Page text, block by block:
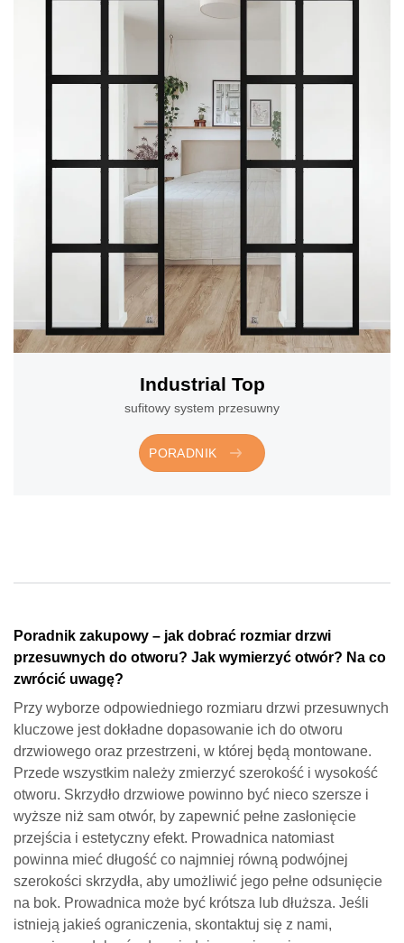
Industrial Top
sufitowy system przesuwny
PORADNIK
Poradnik zakupowy – jak dobrać rozmiar drzwi
przesuwnych do otworu? Jak wymierzyć otwór? Na co
zwrócić uwagę?
Przy wyborze odpowiedniego rozmiaru drzwi przesuwnych
kluczowe jest dokładne dopasowanie ich do otworu
drzwiowego oraz przestrzeni, w której będą montowane.
Przede wszystkim należy zmierzyć szerokość i wysokość
otworu. Skrzydło drzwiowe powinno być nieco szersze i
wyższe niż sam otwór, by zapewnić pełne zasłonięcie
przejścia i estetyczny efekt. Prowadnica natomiast
powinna mieć długość co najmniej równą podwójnej
szerokości skrzydła, aby umożliwić jego pełne odsunięcie
na bok. Prowadnica może być krótsza lub dłuższa. Jeśli
istnieją jakieś ograniczenia, skontaktuj się z nami,